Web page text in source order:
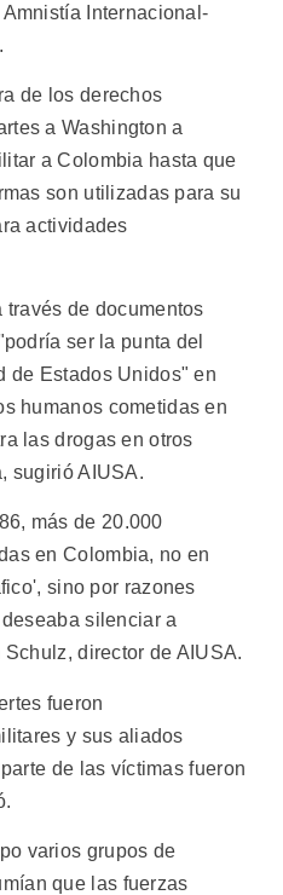
Internacional-
de los derechos
a Washington a
a Colombia hasta que
son utilizadas para su
actividades
través de documentos
ser la punta del
de Estados Unidos" en
humanos cometidas en
las drogas en otros
sugirió AIUSA.
más de 20.000
en Colombia, no en
sino por razones
silenciar a
director de AIUSA.
fueron
y sus aliados
de las víctimas fueron
varios grupos de
que las fuerzas